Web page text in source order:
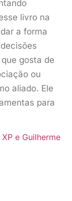
livro na
a forma
gosta de
ou
aliado. Ele
para
e Guilherme